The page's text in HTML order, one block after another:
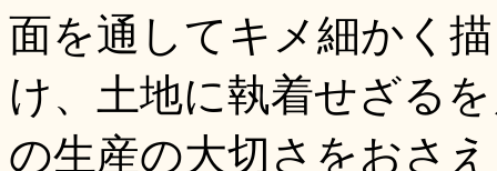
面を通してキメ細かく
け、土地に執着せざる
の生産の大切さをおさ